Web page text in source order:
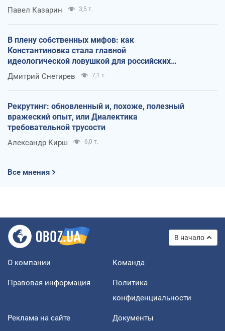
Павел Казарин 3,5 т.
В плену собственных мифов: как
Константиновка стала главной
идеологической ловушкой для российских
оккупантов
Дмитрий Снегирев 7,1 т.
Рекрутинг: обновленный и, похоже, полезный
вражеский опыт, или Диалектика
требовательной трусости
Александр Кирш 6,0 т.
Все мнения
В начало
О компании Команда
Правовая информация
Политика
конфиденциальности
Реклама на сайте Документы